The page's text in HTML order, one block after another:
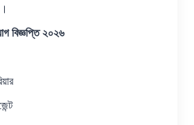
বিজ্ঞপ্তি ২০২৬